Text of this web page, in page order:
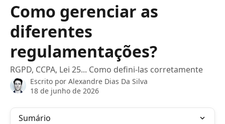
Como gerenciar as
diferentes
regulamentações?
RGPD, CCPA, Lei 25... Como defini-las corretamente
Escrito por Alexandre Dias Da Silva
18 de junho de 2026
Sumário